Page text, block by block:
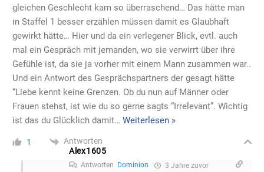
gleichen Geschlecht kam so überraschend… Das hätte man
in Staffel 1 besser erzählen müssen damit es Glaubhaft
gewirkt hätte… Hier und da ein verlegener Blick, evtl. auch
mal ein Gespräch mit jemanden, wo sie verwirrt über ihre
Gefühle ist, da sie ja vorher mit einem Mann zusammen war..
Und ein Antwort des Gesprächspartners der gesagt hätte
“Liebe kennt keine Grenzen. Ob du nun auf Männer oder
Frauen stehst, ist wie du so gerne sagts “Irrelevant”. Wichtig
ist das du Glücklich damit… Weiterlesen »
1
Antworten
Alex1605
Antworten Dominion 3 Jahre zuvor